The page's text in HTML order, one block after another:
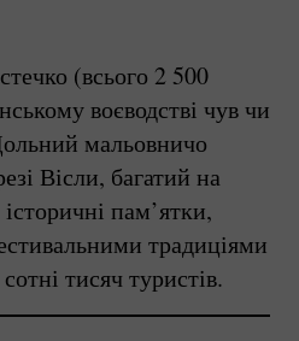
(всього 2 500
воєводстві чув чи
мальовничо
Вісли, багатий на
пам’ятки,
традиціями
тисяч туристів.